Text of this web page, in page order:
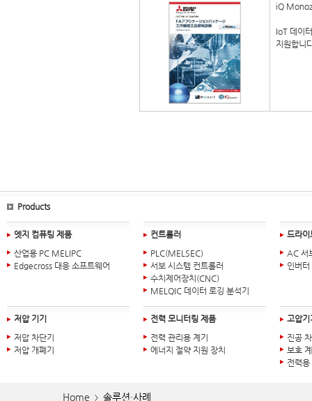
iQ
IoT 데이
지원합니
Products
엣지 컴퓨팅 제품
산업용 PC MELIPC
Edgecross 대응 소프트웨어
컨트롤러
PLC(MELSEC)
서보 시스템 컨트롤러
수치제어장치(CNC)
MELQIC 데이터 로깅 분석기
드라이
AC 서
인버터
저압 기기
저압 차단기
저압 개폐기
전력 모니터링 제품
전력 관리용 계기
에너지 절약 지원 장치
고압기
진공
보호
전력용
Home > 솔루션·사례